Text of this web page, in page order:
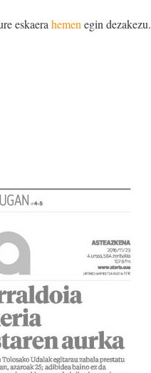
eskaera hemen egin dezakezu.